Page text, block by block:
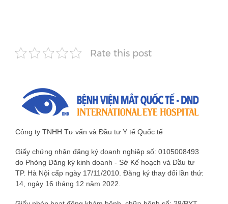
Rate this post
Công ty TNHH Tư vấn và Đầu tư Y tế Quốc tế
Giấy chứng nhận đăng ký doanh nghiệp số: 0105008493
do Phòng Đăng ký kinh doanh - Sở Kế hoạch và Đầu tư
TP. Hà Nội cấp ngày 17/11/2010. Đăng ký thay đổi lần thứ:
14, ngày 16 tháng 12 năm 2022.